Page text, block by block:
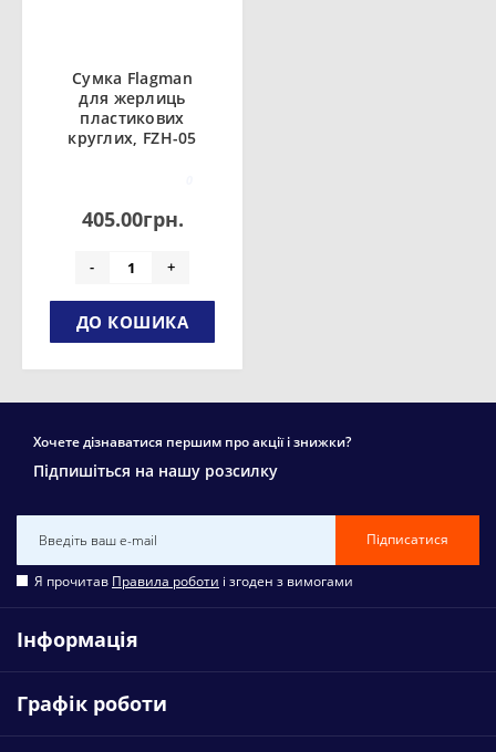
Сумка Flagman
для жерлиць
пластикових
круглих, FZH-05
405.00грн.
- +
ДО КОШИКА
Хочете дізнаватися першим про акції і знижки?
Підпишіться на нашу розсилку
Підписатися
Я прочитав Правила роботи і згоден з вимогами
Інформація
Графік роботи